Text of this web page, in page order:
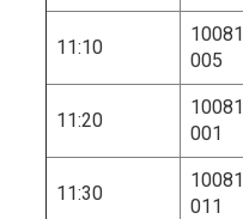
11:10
10081
005
11:20
10081
001
11:30
10081
011